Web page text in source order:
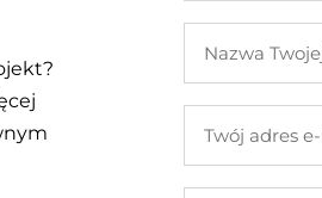
nazwisko
Twojej
adres